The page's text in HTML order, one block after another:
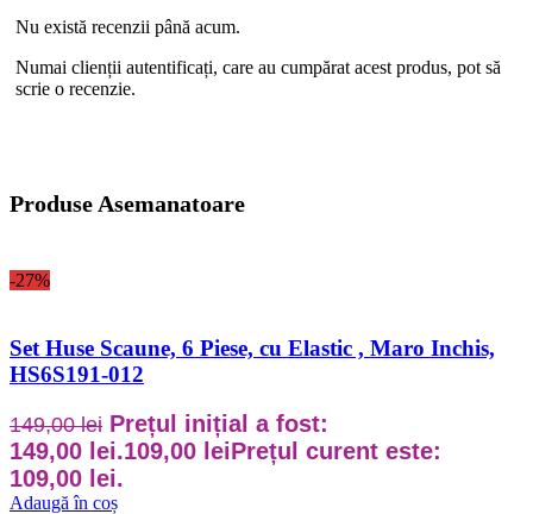
Nu există recenzii până acum.
Numai clienții autentificați, care au cumpărat acest produs, pot să
scrie o recenzie.
Produse Asemanatoare
-27%
Set Huse Scaune, 6 Piese, cu Elastic , Maro Inchis,
HS6S191-012
149,00lei Prețul inițial a fost:
149,00 lei.109,00 leiPrețul curent este:
109,00 lei.
Adaugă în coș